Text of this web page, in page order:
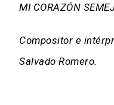
MI CORAZÓN
Compositor e
Salvado Romero.